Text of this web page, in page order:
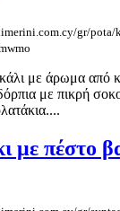
gr/
με άρωμα από
με πικρή
με πέστο